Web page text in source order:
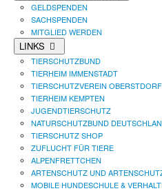
GELDSPENDEN
SACHSPENDEN
MITGLIED WERDEN
LINKS
TIERSCHUTZBUND
TIERHEIM IMMENSTADT
TIERSCHUTZVEREIN OBERSTDORF
TIERHEIM KEMPTEN
JUGENDTIERSCHUTZ
NATURSCHUTZBUND
TIERSCHUTZ SHOP
ZUFLUCHT FÜR TIERE
ALPENFRETTCHEN
ARTENSCHUTZ UND
MOBILE HUNDESCHULE &